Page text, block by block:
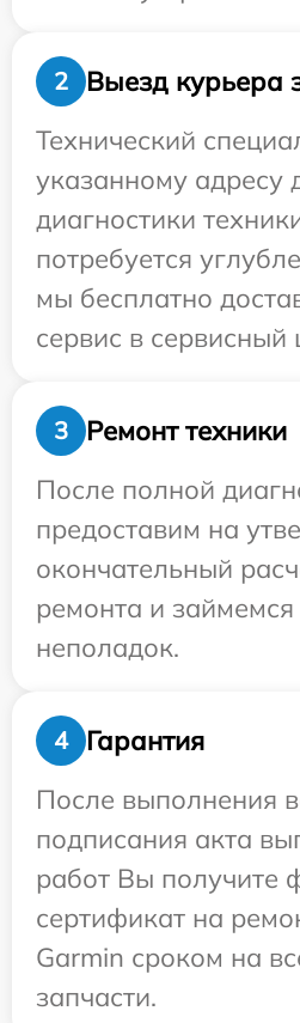
2
Выезд курьера
Технический
указанному адресу
диагностики
потребуется
мы бесплатно
сервис в сервисный
3
Ремонт техники
После полной
предоставим на
окончательный
ремонта и
неполадок.
4
Гарантия
После выполнения
подписания акта
работ Вы получите
сертификат на
Garmin сроком на
запчасти.